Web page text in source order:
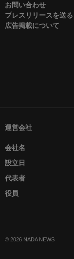
お問い合わせ
プレスリリースを送る
広告掲載について
運営会社
会社名
設立日
代表者
役員
© 2026 NADA NEWS